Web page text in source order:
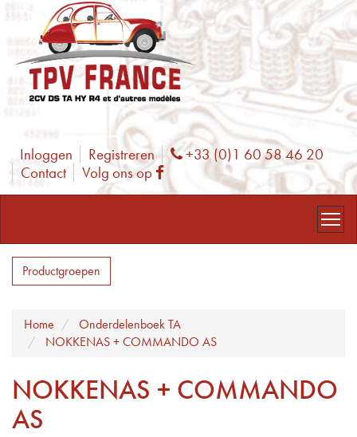
Inloggen Registreren Phone
+33 (0)1 60 58 46 20
Contact
Volg ons op Facebook
Productgroepen
Home
Onderdelenboek TA
NOKKENAS + COMMANDO AS
NOKKENAS + COMMANDO
AS